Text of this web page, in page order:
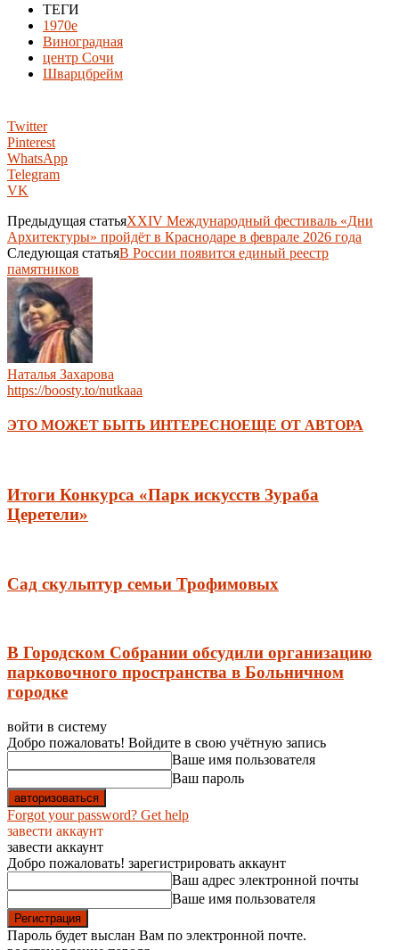
ТЕГИ
1970е
Виноградная
центр Сочи
Шварцбрейм
Twitter
Pinterest
WhatsApp
Telegram
VK
Предыдущая статьяXXIV Международный фестиваль «Дни
Архитектуры» пройдёт в Краснодаре в феврале 2026 года
Следующая статьяВ России появится единый реестр
памятников
Наталья Захарова
https://boosty.to/nutkaaa
ЭТО МОЖЕТ БЫТЬ ИНТЕРЕСНОЕЩЕ ОТ АВТОРА
Итоги Конкурса «Парк искусств Зураба
Церетели»
Сад скульптур семьи Трофимовых
В Городском Собрании обсудили организацию
парковочного пространства в Больничном
городке
войти в систему
Добро пожаловать! Войдите в свою учётную запись
Ваше имя пользователя
Ваш пароль
Forgot your password? Get help
завести аккаунт
завести аккаунт
Добро пожаловать! зарегистрировать аккаунт
Ваш адрес электронной почты
Ваше имя пользователя
Пароль будет выслан Вам по электронной почте.